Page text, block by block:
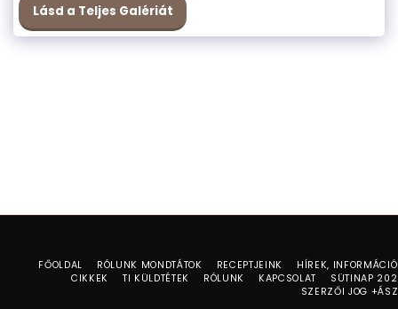
Lásd a Teljes Galériát
FŐOLDAL RÓLUNK MONDTÁTOK RECEPTJEINK
HÍREK,
CIKKEK
TI KÜLDTÉTEK RÓLUNK KAPCSOLAT
SÜTINAP
SZERZŐI JOG